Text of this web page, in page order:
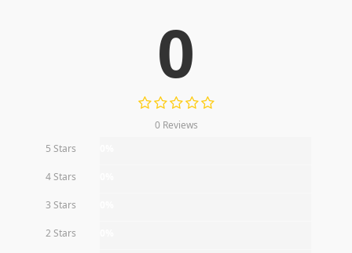
0
0 Reviews
5 Stars
4 Stars
3 Stars
2 Stars